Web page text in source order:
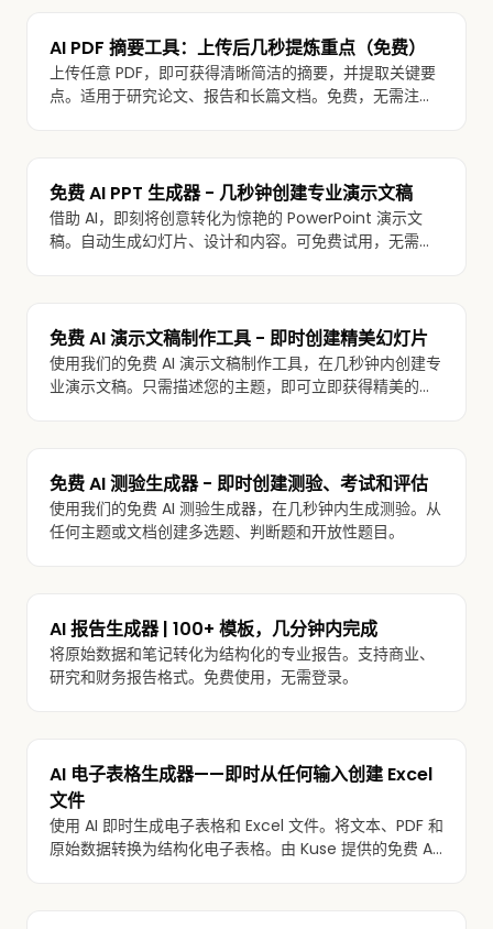
AI PDF 摘要工具：上传后几秒提炼重点（免费）
上传任意 PDF，即可获得清晰简洁的摘要，并提取关键要
点。适用于研究论文、报告和长篇文档。免费，无需注
免费 AI PPT 生成器 - 几秒钟创建专业演示文稿
借助 AI，即刻将创意转化为惊艳的 PowerPoint 演示文
稿。自动生成幻灯片、设计和内容。可免费试用，无需注
免费 AI 演示文稿制作工具 - 即时创建精美幻灯片
使用我们的免费 AI 演示文稿制作工具，在几秒钟内创建专
业演示文稿。只需描述您的主题，即可立即获得精美的、
免费 AI 测验生成器 - 即时创建测验、考试和评估
使用我们的免费 AI 测验生成器，在几秒钟内生成测验。从
任何主题或文档创建多选题、判断题和开放性题目。
AI 报告生成器 | 100+ 模板，几分钟内完成
将原始数据和笔记转化为结构化的专业报告。支持商业、
研究和财务报告格式。免费使用，无需登录。
AI 电子表格生成器——即时从任何输入创建 Excel
文件
使用 AI 即时生成电子表格和 Excel 文件。将文本、PDF 和
原始数据转换为结构化电子表格。由 Kuse 提供的免费 AI